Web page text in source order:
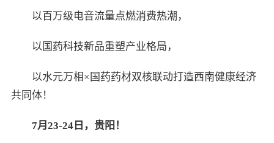
以百万级电音流量点燃消费热潮，
以国药科技新品重塑产业格局，
以水元万相×国药药材双核联动打造西南健康经济
共同体！
7月 23-24日，贵阳！